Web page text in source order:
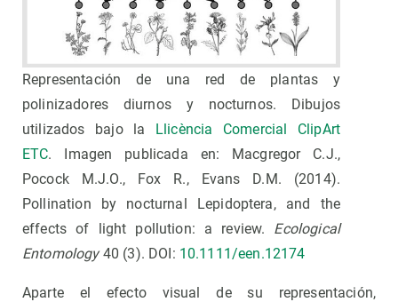
Representación de una red de plantas y
polinizadores diurnos y nocturnos. Dibujos
utilizados bajo la Llicència Comercial ClipArt
ETC. Imagen publicada en: Macgregor C.J.,
Pocock M.J.O., Fox R., Evans D.M. (2014).
Pollination by nocturnal Lepidoptera, and the
effects of light pollution: a review. Ecological
Entomology40 (3). DOI: 10.1111/een.12174
Aparte el efecto visual de su representación,